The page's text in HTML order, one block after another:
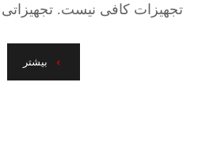
تجهیزات کافی نیست. تجهیزاتی
بیشتر